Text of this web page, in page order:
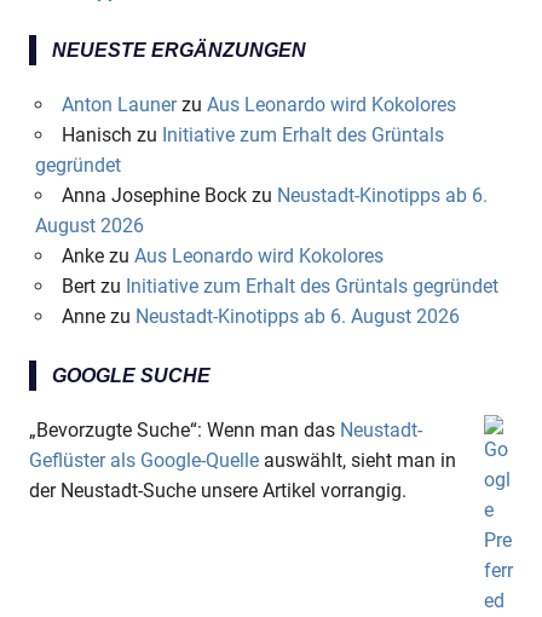
NEUESTE ERGÄNZUNGEN
Anton Launerzu Aus Leonardo wird Kokolores
Hanisch zu Initiative zum Erhalt des Grüntals
gegründet
Anna Josephine Bockzu Neustadt-Kinotipps ab 6.
August 2026
Ankezu Aus Leonardo wird Kokolores
Bertzu Initiative zum Erhalt des Grüntals gegründet
Annezu Neustadt-Kinotipps ab 6. August 2026
GOOGLE SUCHE
„Bevorzugte Suche“: Wenn man das Neustadt-
Geflüster als Google-Quelle auswählt, sieht man in
der Neustadt-Suche unsere Artikel vorrangig.